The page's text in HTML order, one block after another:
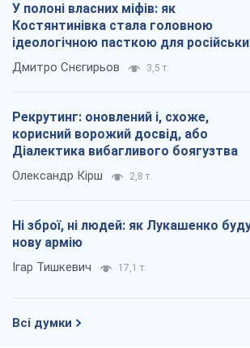
У полоні власних міфів: як
Костянтинівка стала головною
ідеологічною пасткою для
окупантів
Дмитро Снєгирьов 3,5 т.
Рекрутинг: оновлений і, схоже,
корисний ворожий досвід, або
Діалектика вибагливого боягузтва
Олександр Кірш 2,8 т.
Ні зброї, ні людей: як Лукашенко
нову армію
Ігар Тишкевич 17,1 т.
Всі думки